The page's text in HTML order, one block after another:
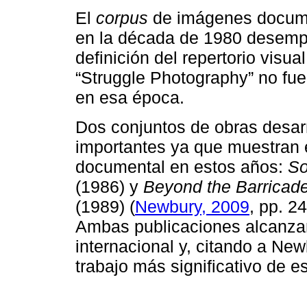
El corpus de imágenes
en la década de 1980
definición del repertorio
“Struggle Photography” no
en esa época.
Dos conjuntos de obras
importantes ya que
documental en estos años:
(1986) y Beyond the
(1989) (Newbury, 2009, pp.
Ambas publicaciones
internacional y, citando a
trabajo más significativo de